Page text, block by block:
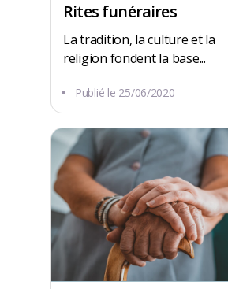
Rites funéraires
La tradition, la culture et la
religion fondent la base...
Publié le 25/06/2020